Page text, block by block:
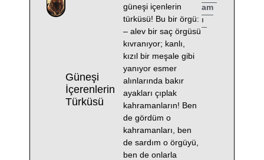
Güneşi
İçerenlerin
Türküsü
güneşi içenlerin
türküsü! Bu bir örgü:
– alev bir saç örgüsü
kıvranıyor; kanlı,
kızıl bir meşale gibi
yanıyor esmer
alınlarında bakır
ayakları çıplak
kahramanların! Ben
de gördüm o
kahramanları, ben
de sardım o örgüyü,
ben de onlarla
am
ı